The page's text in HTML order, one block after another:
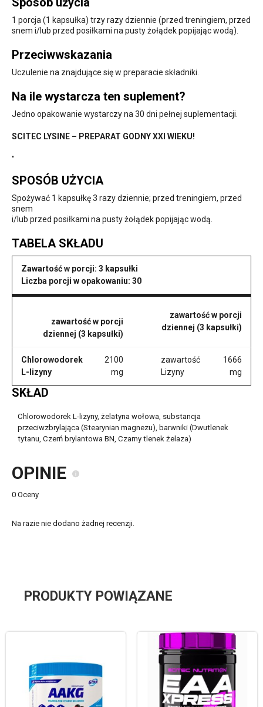
1 porcja (1 kapsułka) trzy razy dziennie (przed treningiem, przed
snem i/lub przed posiłkami na pusty żołądek popijając wodą).
Przeciwwskazania
Uczulenie na znajdujące się w preparacie składniki.
Na ile wystarcza ten suplement?
Jedno opakowanie wystarczy na 30 dni pełnej suplementacji.
SCITEC LYSINE – PREPARAT GODNY XXI WIEKU!
"
SPOSÓB UŻYCIA
Spożywać 1 kapsułkę 3 razy dziennie; przed treningiem, przed
snem
i/lub przed posiłkami na pusty żołądek popijając wodą.
TABELA SKŁADU
Zawartość w porcji: 3 kapsułki
Liczba porcji w opakowaniu: 30
zawartość w porcji
dziennej (3 kapsułki)
zawartość w porcji
dziennej (3 kapsułki)
Chlorowodorek
L-lizyny
2100
mg
zawartość
Lizyny
1666
mg
SKŁAD
Chlorowodorek L-lizyny, żelatyna wołowa, substancja
przeciwzbrylająca (Stearynian magnezu), barwniki (Dwutlenek
tytanu, Czerń brylantowa BN, Czarny tlenek żelaza)
OPINIE
0 Oceny
Na razie nie dodano żadnej recenzji.
PRODUKTY POWIĄZANE